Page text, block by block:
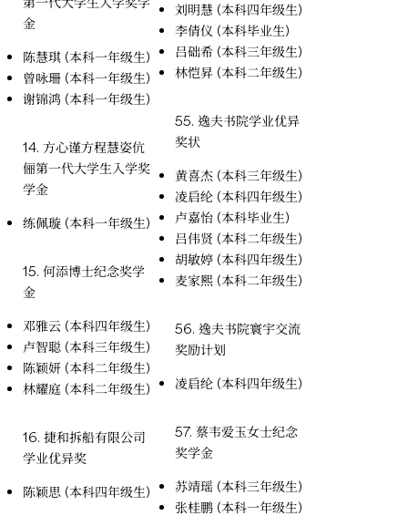
金
陈慧琪 (本科一年级生)
曾咏珊 (本科一年级生)
谢锦鸿 (本科一年级生)
14. 方心谨方程慧姿伉
俪第一代大学生入学奖
学金
练佩璇 (本科一年级生)
15. 何添博士纪念奖学
金
邓雅云 (本科四年级生)
卢智聪 (本科三年级生)
陈颖妍 (本科二年级生)
林耀庭 (本科二年级生)
16. 捷和拆船有限公司
学业优异奖
陈颖思 (本科四年级生)
刘明慧 (本科四年级生)
李倩仪 (本科毕业生)
吕础希 (本科三年级生)
林恺昇 (本科二年级生)
55. 逸夫书院学业优异
奖状
黄喜杰 (本科三年级生)
凌启纶 (本科四年级生)
卢嘉怡 (本科毕业生)
吕伟贤 (本科二年级生)
胡敏婷 (本科四年级生)
麦家熙 (本科二年级生)
56. 逸夫书院寰宇交流
奖励计划
凌启纶 (本科四年级生)
57. 蔡韦爱玉女士纪念
奖学金
苏靖瑶 (本科三年级生)
张桂鹏 (本科一年级生)